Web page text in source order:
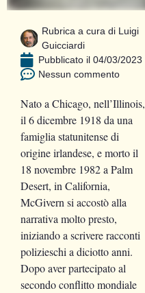
Rubrica a cura di Luigi
Guicciardi
Pubblicato il 04/03/2023
Nessun commento
Nato a Chicago, nell’Illinois,
il 6 dicembre 1918 da una
famiglia statunitense di
origine irlandese, e morto il
18 novembre 1982 a Palm
Desert, in California,
McGivern si accostò alla
narrativa molto presto,
iniziando a scrivere racconti
polizieschi a diciotto anni.
Dopo aver partecipato al
secondo conflitto mondiale